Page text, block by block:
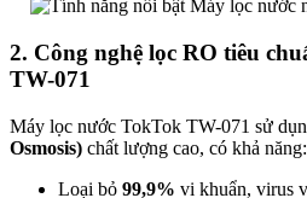
2. Công nghệ lọc RO tiêu
TW-071
Máy lọc nước TokTok TW-071 sử
Osmosis) chất lượng cao, có khả năng:
Loại bỏ 99,9% vi khuẩn, virus